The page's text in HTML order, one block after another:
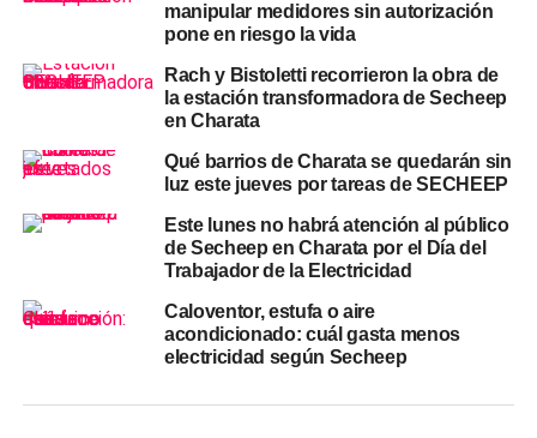
Resistencia y el área metropolitana
oficial indica tormentas aisladas durante la mañana del
lunes y tormentas más intensas hacia la tarde, con
temperaturas que oscilarán entre
condiciones inestables continuarán el martes, con
posibles tormentas por la mañana y precipitaciones más
intensas durante la tarde.
El sistema detrás de las alertas:
una ciclogénesis
Las tormentas de este inicio de semana no son un evento
aislado sino parte de un sistema mayor. Una ciclogénesis
manipular medidores sin autorización
pone en riesgo la vida
Rach y Bistoletti recorrieron la obra de
la estación transformadora de Secheep
en Charata
Qué barrios de Charata se quedarán sin
luz este jueves por tareas de SECHEEP
Este lunes no habrá atención al público
de Secheep en Charata por el Día del
Trabajador de la Electricidad
Caloventor, estufa o aire
acondicionado: cuál gasta menos
electricidad según Secheep